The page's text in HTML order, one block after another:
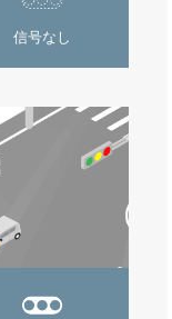
信号なし